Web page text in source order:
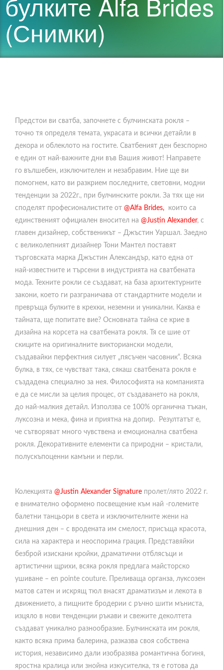
(Снимки)
Предстои ви сватба, започнете с булчинската рокля –
точно тя определя темата, украсата и всички детайли в
декора и облеклото на гостите. Сватбеният ден безспорно
е един от най-важните дни във Вашия живот! Направете
го вълшебен, изключителен и незабравим. Ние ще ви
помогнем, като ви разкрием последните, световни, модни
тенденции за 2022г., при булчинските рокли. За тях ще ни
споделят професионалистите от @Alfa Brides,
които са
единственият официален вносител на @Justin Alexander, с
главен дизайнер, собственикът – Джъстин Уаршал. Заедно
с великолепният дизайнер Тони Мантел поставят
търговската марка Джъстин Александър, като една от
най-известните и търсени в индустрията на сватбената
мода. Техните рокли се създават, на база архитектурните
закони, което ги разграничава от стандартните модели и
превръща булките в крехки, неземни и уникални. Каква е
тайната, ще попитате вие? Основната тайна се крие в
дизайна на корсета на сватбената рокля. Тя се шие от
скиците на оригиналните викториански модели,
създавайки перфектния силует „пясъчен часовник“. Всяка
булка, в тях, се чувстват така, сякаш сватбената рокля е
създадена специално за нея. Философията на компанията
е да се мисли за целия процес, от създаването на рокля,
до най-малкия детайл. Използва се 100% органична тъкан,
луксозна и мека, фина и приятна на допир. Резултатът е,
че сътворяват много чувствена и емоционална сватбена
рокля. Декоративните елементи са природни – кристали,
полускъпоценни камъни и перли.
Колекцията @Justin Alexander Signature пролет/лято 2022 г.
е внимателно оформено посвещение към най -големите
балетни танцьори в света и изключителните жени на
днешния ден – с вродената им смелост, присъща красота,
сила на характера и неоспорима грация. Представяйки
безброй изискани кройки, драматични отблясъци и
артистични щрихи, всяка рокля предлага майсторско
ушиване – en pointe couture. Преливаща органза, луксозен
матов сатен и искрящ тюл внасят драматизъм и лекота в
движението, а пищните бродерии с ръчно шити мъниста,
изцяло в нови тенденции ръкави и свежите деколтета
създават уникално разнообразие. Булчинската им рокля,
както всяка прима балерина, разказва своя собствена
история, независимо дали изобразява романтична богиня,
яростна кралица или знойна изкусителка, тя е готова да